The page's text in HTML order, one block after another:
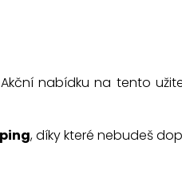
nabídku na tento
, díky které nebudeš